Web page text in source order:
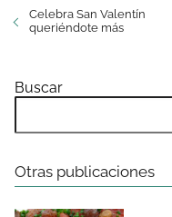
Celebra San Valentín
queriéndote más
Buscar
Otras publicaciones